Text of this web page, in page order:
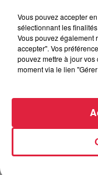
Vous pouvez accepter
sélectionnant les
Vous pouvez également
accepter". Vos
pouvez mettre à jour
moment via le lien